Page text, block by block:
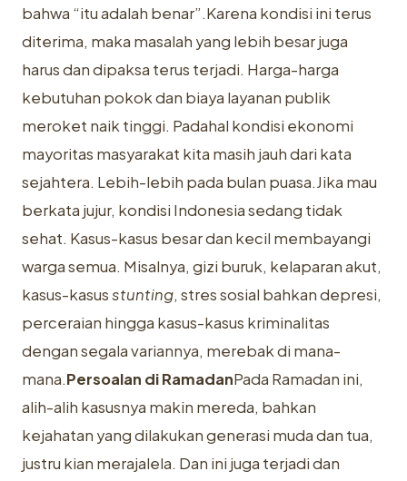
bahwa “itu adalah benar”.Karena kondisi ini terus
diterima, maka masalah yang lebih besar juga
harus dan dipaksa terus terjadi. Harga-harga
kebutuhan pokok dan biaya layanan publik
meroket naik tinggi. Padahal kondisi ekonomi
mayoritas masyarakat kita masih jauh dari kata
sejahtera. Lebih-lebih pada bulan puasa.Jika mau
berkata jujur, kondisi Indonesia sedang tidak
sehat. Kasus-kasus besar dan kecil membayangi
warga semua. Misalnya, gizi buruk, kelaparan akut,
kasus-kasusstunting, stres sosial bahkan depresi,
perceraian hingga kasus-kasus kriminalitas
dengan segala variannya, merebak di mana-
mana.Persoalan di RamadanPada Ramadan ini,
alih-alih kasusnya makin mereda, bahkan
kejahatan yang dilakukan generasi muda dan tua,
justru kian merajalela. Dan ini juga terjadi dan